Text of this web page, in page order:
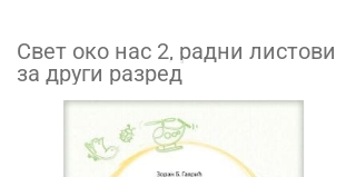
Свет око нас 2, радни листови
за други разред